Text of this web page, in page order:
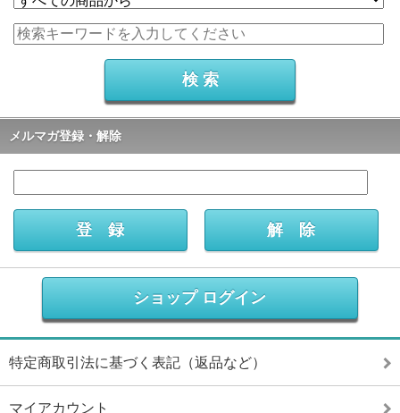
メルマガ登録・解除
ショップ ログイン
特定商取引法に基づく表記（返品など）
マイアカウント